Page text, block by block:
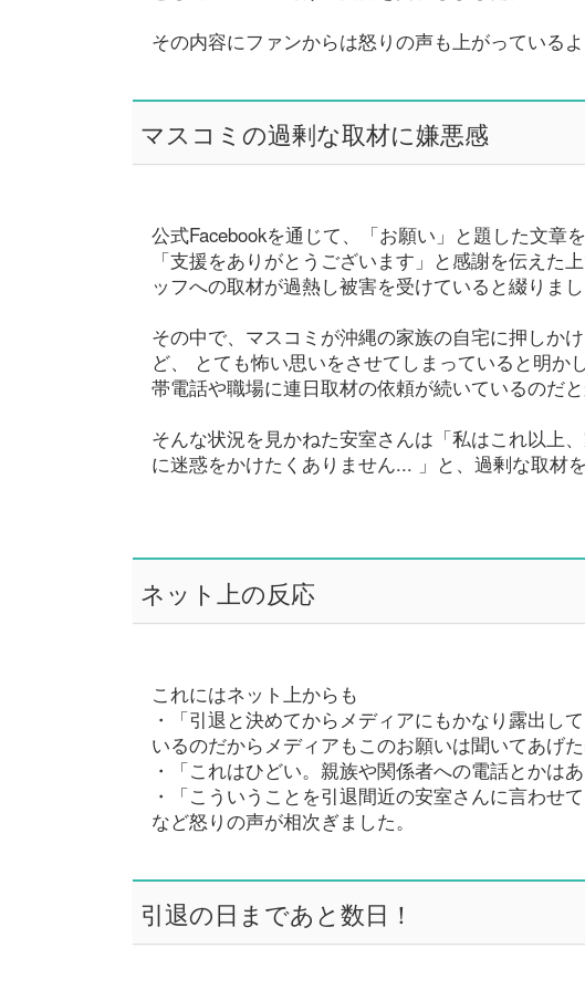
その内容にファンからは怒りの声も上がっているよ
マスコミの過剰な取材に嫌悪感
公式Facebookを通じて、「お願い」と題した文章
「支援をありがとうございます」と感謝を伝えた
ッフへの取材が過熱し被害を受けていると綴りまし
その中で、マスコミが沖縄の家族の自宅に押しか
ど、 とても怖い思いをさせてしまっていると明か
帯電話や職場に連日取材の依頼が続いているのだと
そんな状況を見かねた安室さんは「私はこれ以上
に迷惑をかけたくありません... 」と、過剰な取材
ネット上の反応
これにはネット上からも
・「引退と決めてからメディアにもかなり露出し
いるのだからメディアもこのお願いは聞いてあげ
・「これはひどい。親族や関係者への電話とかは
・「こういうことを引退間近の安室さんに言わせ
など怒りの声が相次ぎました。
引退の日まであと数日！